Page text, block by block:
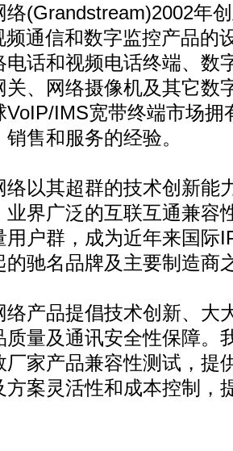
年创
频通信和数字监控产品的
电话和视频电话终端、数
关、网络摄像机及其它数
VoIP/IMS宽带终端市场拥
售和服务的经验。
其超群的技术创新能
业界广泛的互联互通兼容
用户群，成为近年来国际
的驰名品牌及主要制造商
品提倡技术创新、大
质量及通讯安全性保障。
厂家产品兼容性测试，提
方案灵活性和成本控制，